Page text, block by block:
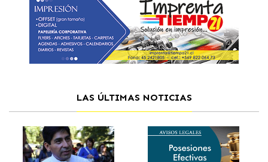
LAS ÚLTIMAS NOTICIAS